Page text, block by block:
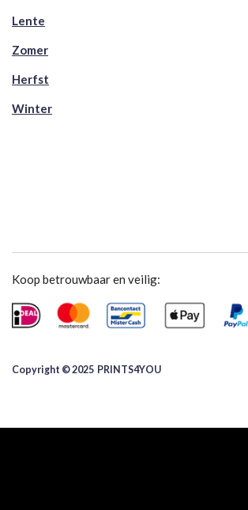
Lente
Zomer
Herfst
Winter
Koop betrouwbaar en veilig:
Copyright © 2025 ​PRINTS4YOU